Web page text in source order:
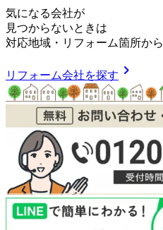
気になる会社が
見つからないときは
対応地域 ・ リフォーム箇所から
リフォーム会社を探す chevron_right